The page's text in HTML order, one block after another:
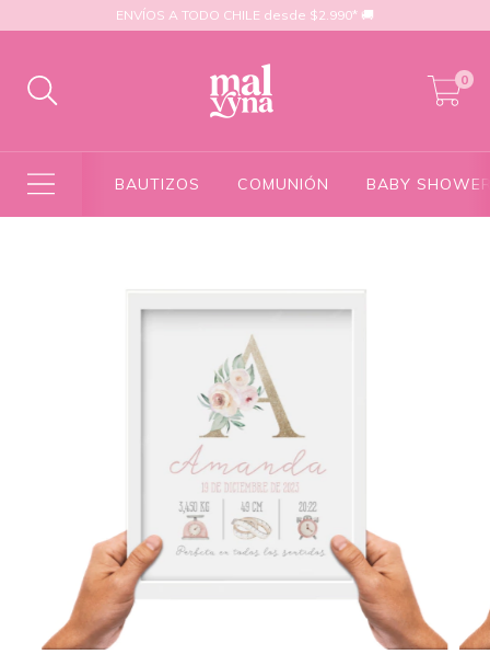
ENVÍOS A TODO CHILE desde $2.990* 🚚
0
BAUTIZOS COMUNIÓN BABY